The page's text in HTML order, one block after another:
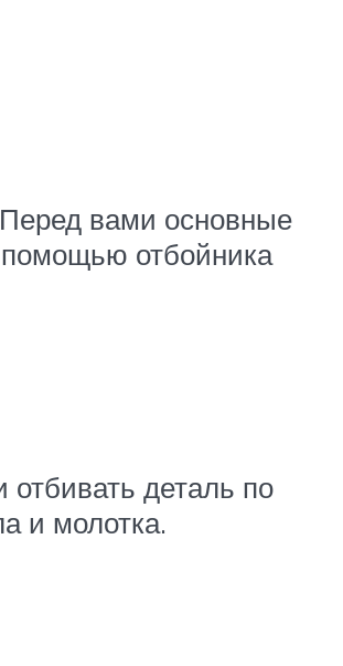
Перед вами основные
отбойника
отбивать деталь по
и молотка.